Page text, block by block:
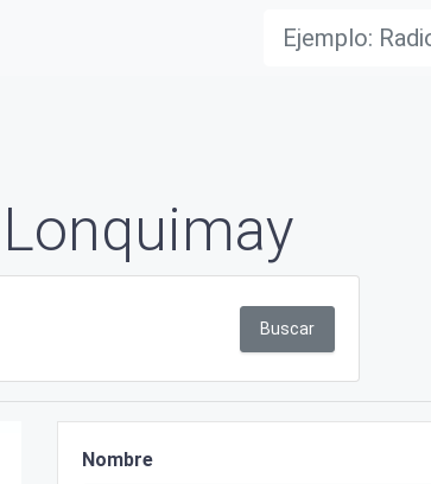
Buscar
Nombre